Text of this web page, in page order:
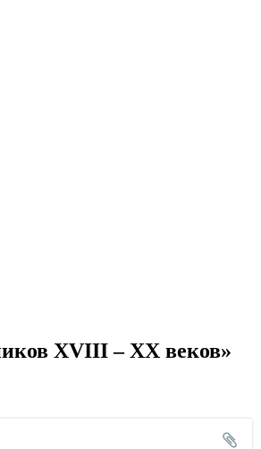
XVIII – XX веков»